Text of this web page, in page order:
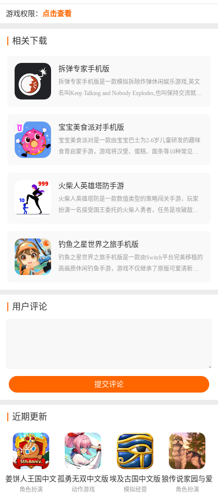
游戏权限： 点击查看
相关下载
拆弹专家手机版
拆弹专家手机版是一款模拟拆除炸弹休闲娱乐游戏,英文
名叫Keep Talking and Nobody Explodes,也叫保持交流就没
炸。在游戏中,玩家一方扮演拆弹者,目标是在伙伴的帮助
下拆除炸弹,另一方则扮演拆弹专家,通过使用拆弹手册指
引你完成拆弹任务。游戏内拆弹者看不到手册,专家也看
不及拆除发生爆炸,则闯关失败。
宝宝美食派对手机版
宝宝美食派对是一款由宝宝巴士为2-6岁儿童研发的趣味
食育启蒙手游，游戏将汉堡、蛋糕、面条等10种常见美
通过帮美食洗澡、换装、装饰等互动，孩子能自然而然
地认识食材，了解食物的制作过程，并建立起对食物的
初步认知。
火柴人英雄塔防手游
火柴人英雄塔防是一款数值类型的策略闯关手游，玩家
扮演一名接受国王委托的火柴人勇者，任务是攻破敌军
数字，你必须像玩大鱼吃小鱼一样，精准计算每一次进
攻，才能在这场关于数字的游戏中存活下去。
钓鱼之星世界之旅手机版
钓鱼之星世界之旅手机版是一款由Switch平台完美移植的
高画质休闲钓鱼手游，游戏不仅继承了原版可爱清新的
用户评论
近期更新
姜饼人王国中文
版
角色扮演
孤勇无双中文版
动作游戏
埃及古国中文版
模拟经营
狼传说家园与爱
心中文版
角色扮演